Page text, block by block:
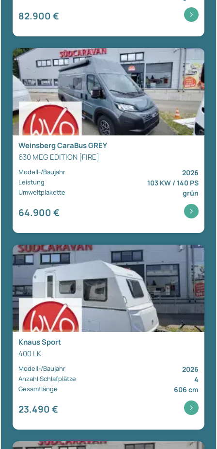
82.900 €
Weinsberg CaraBus GREY
630 MEG EDITION [FIRE]
Modell-/Baujahr 2026
Leistung 103 KW / 140 PS
Umweltplakette grün
64.900 €
Knaus Sport
400 LK
Modell-/Baujahr 2026
Anzahl Schlafplätze 4
Gesamtlänge 606 cm
23.490 €